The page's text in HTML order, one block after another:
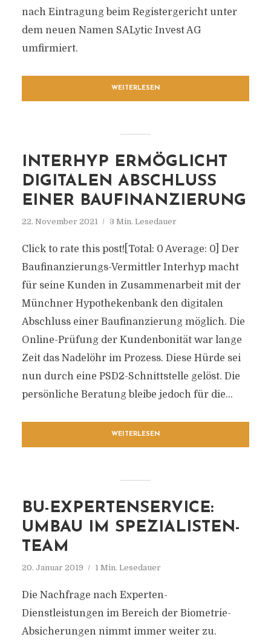
nach Eintragung beim Registergericht unter
dem neuen Namen SALytic Invest AG
umfirmiert.
WEITERLESEN
INTERHYP ERMÖGLICHT
DIGITALEN ABSCHLUSS
EINER BAUFINANZIERUNG
22. November 2021 3 Min. Lesedauer
Click to rate this post![Total: 0 Average: 0] Der
Baufinanzierungs-Vermittler Interhyp macht
für seine Kunden in Zusammenarbeit mit der
Münchner Hypothekenbank den digitalen
Abschluss einer Baufinanzierung möglich. Die
Online-Prüfung der Kundenbonität war lange
Zeit das Nadelöhr im Prozess. Diese Hürde sei
nun durch eine PSD2-Schnittstelle gelöst. Die
persönliche Beratung bleibe jedoch für die...
WEITERLESEN
BU-EXPERTENSERVICE:
UMBAU IM SPEZIALISTEN-
TEAM
20. Januar 2019 1 Min. Lesedauer
Die Nachfrage nach Experten-
Dienstleistungen im Bereich der Biometrie-
Absicherungen nimmt immer weiter zu.